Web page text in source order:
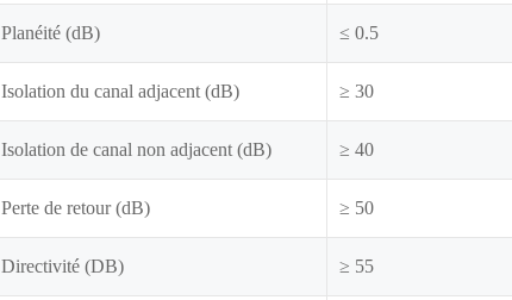
Planéité (dB) ≤ 0.5
Isolation du canal adjacent (dB) ≥ 30
Isolation de canal non adjacent (dB) ≥ 40
Perte de retour (dB) ≥ 50
Directivité (DB) ≥ 55